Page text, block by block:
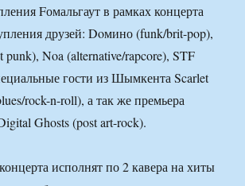
Fомальгаут в рамках концерта
друзей: Doмино (funk/brit-pop),
punk), Noa (alternative/rapcore), STF
гости из Шымкента Scarlet
rock-n-roll), а так же премьера
Ghosts (post art-rock).
исполнят по 2 кавера на хиты